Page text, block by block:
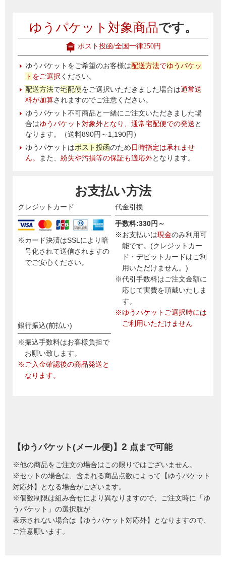
ゆうパケット対象商品です。
ポスト投函/全国一律250円
ゆうパケットをご希望のお客様は配送方法でゆうパケッ
ト をご選択 ください。
配送方法で宅配便をご選択いただきました場合は通常送
料が加算されますのでご注意ください。
ゆうパケット不可商品と一緒にご注文いただきました場
合はゆうパケット対象外となり、通常宅配便での発送と
なります。（送料890円～1,190円）
ゆうパケットはポスト投函のため日時指定は承れませ
ん。
また、 紛失や汚損等の保証も適応外となります。
お支払い方法
クレジットカード
※カード決済はSSLにより暗
号化されて送信されますの
でご安心ください。
代金引換
手数料:330円～
※お支払いは現金のみ利用可
能です。(クレジットカー
ド・デビットカードはご利
用いただけません。)
※代引手数料はご注文金額に
応じて実費を頂戴いたしま
す。
※ゆうパケットご選択時には
ご利用いただけません
銀行振込(前払い)
※振込手数料はお客様負担で
お願い致します。
※ご入金確認後の商品発送と
なります。
【ゆうパケット(メール便)】 2 点まで可能
※他の商品をご注文の場合はこの限りではございません。
※セットの場合は、含まれる商品点数によって【ゆうパケット
対応外】となる場合がございます。
※個数制限は組み合せにより異なりますので、ご注文時に「ゆ
うパケット」の選択肢が
表示されない場合は【ゆうパケット対応外】となりますので、
ご注意願います。